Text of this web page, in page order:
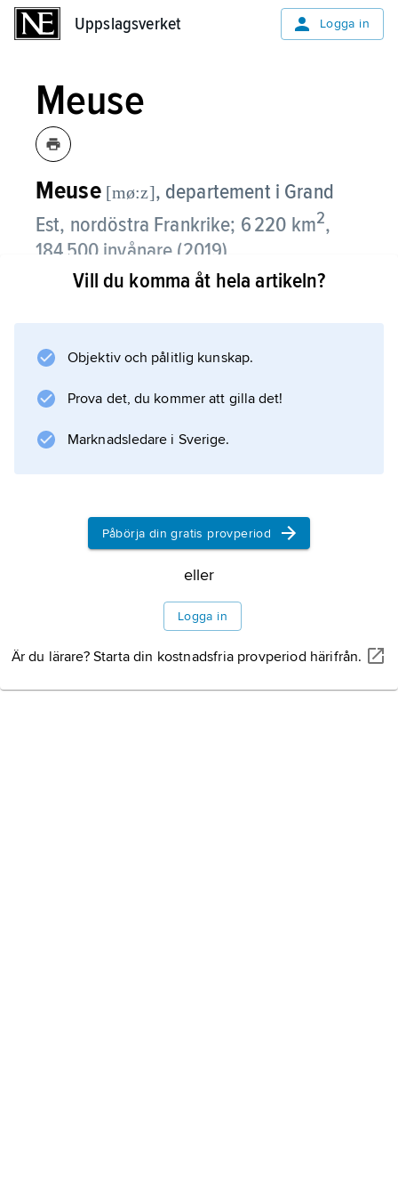
Uppslagsverket Logga in
Meuse
Meuse [mø:z], departement i Grand
Est, nordöstra Frankrike; 6 220 km2,
184 500 invånare (2019).
Meuse är beläget kring floden Meuses (Maas)
Invånarantalet har minskat med 1/3 under de
senaste hundra åren. Jordbruket domineras
av boskapsskötsel och odling av spannmål
och frukt (plommon och aprikoser). Industrin
Information om artikeln
Vill du komma åt hela artikeln?
Objektiv och pålitlig kunskap.
Prova det, du kommer att gilla det!
Marknadsledare i Sverige.
Påbörja din gratis provperiod
eller
Logga in
Är du lärare? Starta din kostnadsfria provperiod härifrån.